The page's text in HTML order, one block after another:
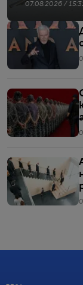
07.08.2026 /